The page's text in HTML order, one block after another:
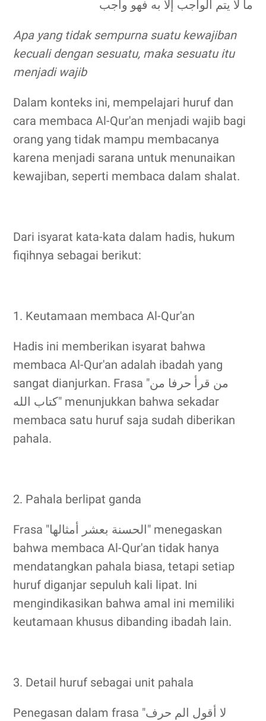
ما لا يتم الواجب إلا به فهو واجب
Apa yang tidak sempurna suatu kewajiban
kecuali dengan sesuatu, maka sesuatu itu
menjadi wajib
Dalam konteks ini, mempelajari huruf dan
cara membaca Al-Qur'an menjadi wajib bagi
orang yang tidak mampu membacanya
karena menjadi sarana untuk menunaikan
kewajiban, seperti membaca dalam shalat.
Dari isyarat kata-kata dalam hadis, hukum
fiqihnya sebagai berikut:
1. Keutamaan membaca Al-Qur'an
Hadis ini memberikan isyarat bahwa
membaca Al-Qur'an adalah ibadah yang
sangat dianjurkan. Frasa "من قرأ حرفا من
كتاب الله" menunjukkan bahwa sekadar
membaca satu huruf saja sudah diberikan
pahala.
2. Pahala berlipat ganda
Frasa "الحسنة بعشر أمثالها" menegaskan
bahwa membaca Al-Qur'an tidak hanya
mendatangkan pahala biasa, tetapi setiap
huruf diganjar sepuluh kali lipat. Ini
mengindikasikan bahwa amal ini memiliki
keutamaan khusus dibanding ibadah lain.
3. Detail huruf sebagai unit pahala
Penegasan dalam frasa "لا أقول الم حرف